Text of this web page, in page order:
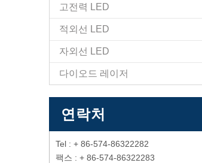
고전력 LED
적외선 LED
자외선 LED
다이오드 레이저
연락처
Tel : + 86-574-86322282
팩스 : + 86-574-86322283